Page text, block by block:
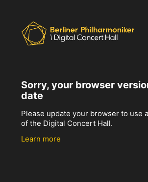
Sorry, your browser
date
Please update your browser to use
of the Digital Concert Hall.
Learn more